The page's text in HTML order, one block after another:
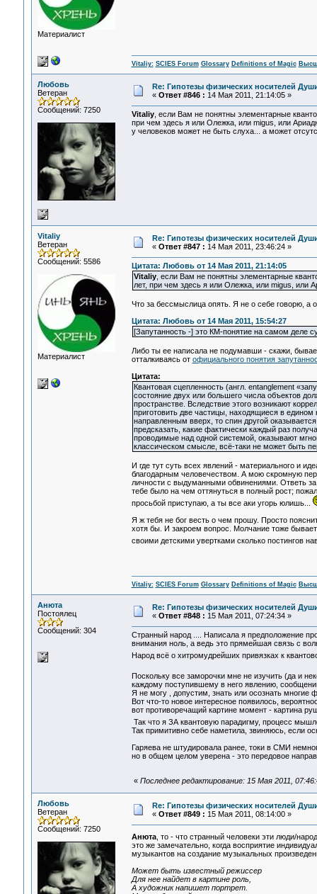
Материалист
Vitaliy: SCIES Forum Glossary Definitions of Magic
Любовь
Ветеран
Сообщений: 7250
Re: Гипотезы физических носителей
« Ответ #846 : 14 Мая 2011, 21:14:05 »
Vitaliy, если Вам не понятны элементарные
при чем здесь я или Олежка, или migus, или
у человеков может не быть слуха... а может
Vitaliy
Ветеран
Сообщений: 5586
Материалист
Re: Гипотезы физических носителей
« Ответ #847 : 14 Мая 2011, 23:46:24 »
Цитата: Любовь от 14 Мая 2011, 21:14:05
Vitaliy, если Вам не понятны элементарные
лет, при чем здесь я или Олежка, или migus, или
Что за бессмыслица опять. Я не о себе говорю, а
Цитата: Любовь от 14 Мая 2011, 15:54:27
[Запутанность -] это КМ-понятие на самом деле
Либо ты ее написала не подумавши - скажи,
отталкиваясь от официального понятия
Цитата:
Квантовая сцепленность (англ. entanglement
состояние двух или большего числа объектов
пространстве. Вследствие этого возникают
приготовить две частицы, находящиеся в едином
направленным вверх, то спин другой
предсказать, какие фактически каждый раз
проводимые над одной системой, оказывают
классическом смысле, всё-таки не может быть
И где тут суть всех явлений - материального и
благодарным человечеством. А мою скромную
личности с выдуманными обвинениями. Ответь
тебе было на чем оттянуться в полный рост;
просьбой приступаю, а ты все аки угорь юлишь...
Я ж тебя не бог весть о чем прошу. Просто
хотя бы. И закроем вопрос. Молчание тоже
своими детскими увертками сколько постингов
Vitaliy: SCIES Forum Glossary Definitions of Magic
Анюта
Постоялец
Сообщений: 304
Re: Гипотезы физических носителей
« Ответ #848 : 15 Мая 2011, 07:24:34 »
Странный народ .... Написала я предположение
внимания ноль, а ведь это прямейшая связь с
Народ всё о хитромудрейших привязках к
Поскольку все заморочки мне не изучить (да и
каждому поступившему в него явлению,
Я не могу , допустим, знать или осознать многие
Вот что-то новое интересное появилось,
вот противоречащий картине момент - картина
Так что я ЗА квантовую парадигму, процесс
Так примитивно себе наметила, звиняюсь, если
Гаряева не штудировала ранее, токи в СМИ
но в общем целом уверена - это передовое
« Последнее редактирование: 15 Мая 2011,
Любовь
Ветеран
Сообщений: 7250
Re: Гипотезы физических носителей
« Ответ #849 : 15 Мая 2011, 08:14:00 »
Анюта, то - что странный человеки эти люди/
это же замечательно, когда восприятие
музыкантов на создание музыкальных
Может быть известный режиссер
Для нее найдет в картине роль,
А художник напишет портрет.